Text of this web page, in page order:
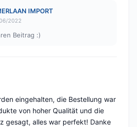
IMPORT
2022
Beitrag :)
5
eingehalten, die Bestellung war
von hoher Qualität und die
gesagt, alles war perfekt! Danke